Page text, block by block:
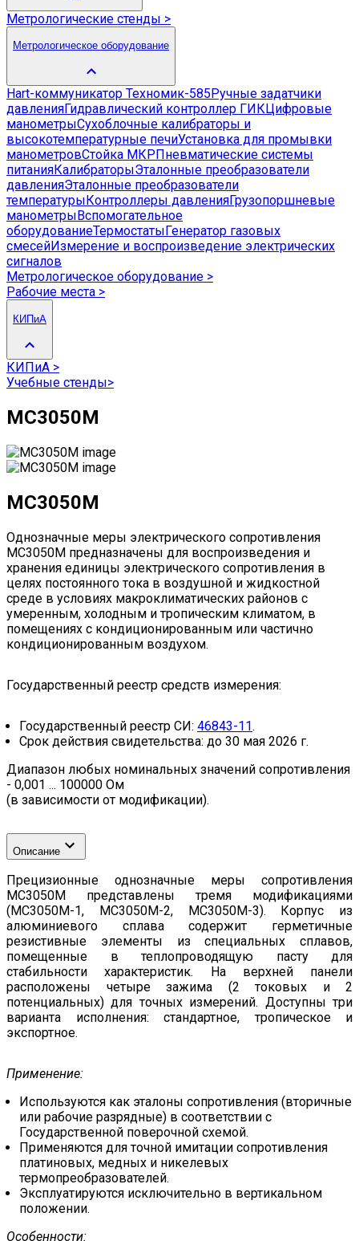
Метрологические стенды >
Метрологическое оборудование
Hart-коммуникатор Техномик-585 Ручные задатчики
давленияГидравлический контроллер ГИКЦифровые
манометрыСухоблочные калибраторы и
высокотемпературные печиУстановка для промывки
манометровСтойка МКР Пневматические системы
питанияКалибраторыЭталонные преобразователи
давленияЭталонные преобразователи
температуры Контроллеры давленияГрузопоршневые
манометры Вспомогательное
оборудованиеТермостаты Генератор газовых
смесейИзмерение и воспроизведение электрических
сигналов
Метрологическое оборудование >
Рабочие места >
КИПиА
КИПиА >
Учебные стенды>
МС3050М
МС3050М
Однозначные меры электрического сопротивления
МС3050М предназначены для воспроизведения и
хранения единицы электрического сопротивления в
целях постоянного тока в воздушной и жидкостной
среде в условиях макроклиматических районов с
умеренным, холодным и тропическим климатом, в
помещениях с кондиционированным или частично
кондиционированным воздухом.
Государственный реестр средств измерения:
Государственный реестр СИ: 46843-11.
Срок действия свидетельства: до 30 мая 2026 г.
Диапазон любых номинальных значений сопротивления
- 0,001 ... 100000 Ом
(в зависимости от модификации).
Описание
Прецизионные однозначные меры сопротивления
МС3050М представлены тремя модификациями
(МС3050М-1, МС3050М-2, МС3050М-3). Корпус из
алюминиевого сплава содержит герметичные
резистивные элементы из специальных сплавов,
помещенные в теплопроводящую пасту для
стабильности характеристик. На верхней панели
расположены четыре зажима (2 токовых и 2
потенциальных) для точных измерений. Доступны три
варианта исполнения: стандартное, тропическое и
экспортное.
Применение:
Используются как эталоны сопротивления (вторичные
или рабочие разрядные) в соответствии с
Государственной поверочной схемой.
Применяются для точной имитации сопротивления
платиновых, медных и никелевых
термопреобразователей.
Эксплуатируются исключительно в вертикальном
положении.
Особенности: